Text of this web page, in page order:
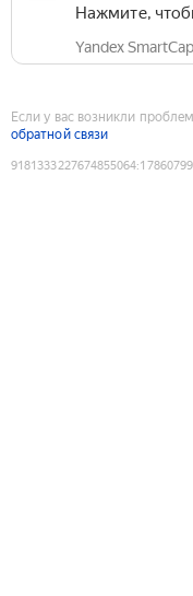
Нажмите,
Yandex
Если у вас возникли
обратной связи
9181333227674855064: